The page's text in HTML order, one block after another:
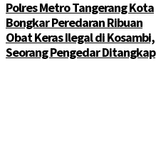
Polres Metro Tangerang Kota
Bongkar Peredaran Ribuan
Obat Keras Ilegal di Kosambi,
Seorang Pengedar Ditangkap